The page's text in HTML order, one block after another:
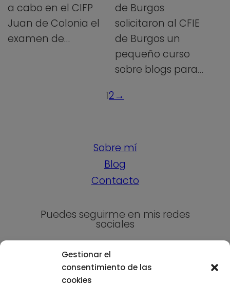
Gestionar el
consentimiento de las
cookies
a cabo en el CIFP
Juan de Colonia el
examen de…
de Burgos
solicitaron al CFIE
de Burgos un
pequeño curso
sobre blogs para…
12→
Sobre mí
Blog
Contacto
Puedes seguirme en mis redes
sociales